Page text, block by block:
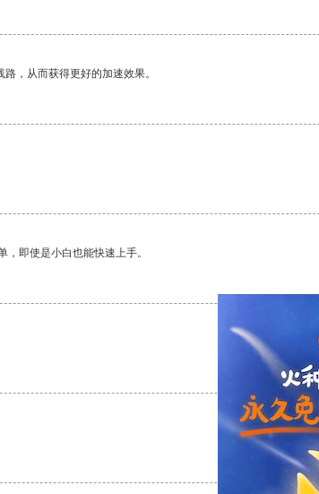
，从而获得更好的加速效果。
即使是小白也能快速上手。